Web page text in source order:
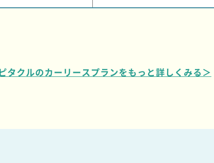
ピタクルのカーリースプランをもっと詳しくみる＞